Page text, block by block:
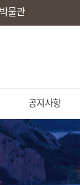
물관
공지사항